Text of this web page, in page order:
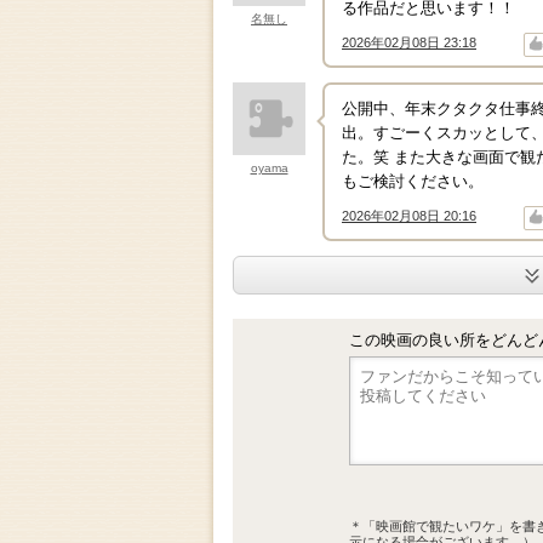
名無し
る作品だと思います！！
2026年02月08日 23:18
↑ ↓
oyama
公開中、年末クタクタ仕事
出。すごーくスカッとして
た。笑 また大きな画面で
もご検討ください。
2026年02月08日 20:16
↑ ↓
この映画の良い所をどん
＊「映画館で観たいワケ」を